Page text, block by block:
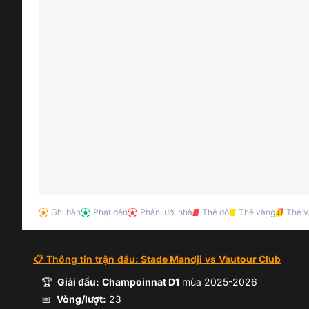
Ghi bàn Phạt đền Phản lưới nhà Thẻ đỏ Thẻ vàng Thẻ
📋 Thông tin trận đấu: Stade Mandji vs Vautour Club
🏆 Giải đấu: Champoinnat D1 mùa 2025-2026
📅 Vòng/lượt: 23